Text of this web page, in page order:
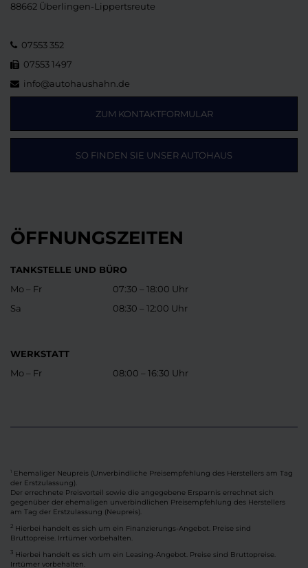
88662 Überlingen-Lippertsreute
07553 352
07553 1497
info@autohaushahn.de
ZUM KONTAKTFORMULAR
SO FINDEN SIE UNSER AUTOHAUS
ÖFFNUNGSZEITEN
TANKSTELLE UND BÜRO
Mo – Fr
Sa
07:30 – 18:00 Uhr
08:30 – 12:00 Uhr
WERKSTATT
Mo – Fr
08:00 – 16:30 Uhr
Ehemaliger Neupreis (Unverbindliche Preisempfehlung des Herstellers am Tag
der Erstzulassung).
Der errechnete Preisvorteil sowie die angegebene Ersparnis errechnet sich
gegenüber der ehemaligen unverbindlichen Preisempfehlung des Herstellers
am Tag der Erstzulassung (Neupreis).
2 Hierbei handelt es sich um ein Finanzierungs-Angebot. Preise sind
Bruttopreise. Irrtümer vorbehalten.
3 Hierbei handelt es sich um ein Leasing-Angebot. Preise sind Bruttopreise.
Irrtümer vorbehalten.